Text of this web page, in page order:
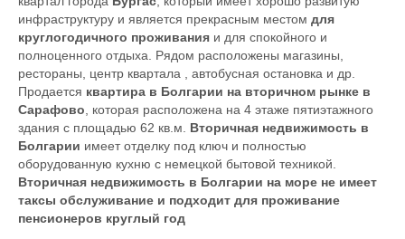
инфраструктуру и является прекрасным местом для
круглогодичного проживания и для спокойного и
полноценного отдыха. Рядом расположены магазины,
рестораны, центр квартала , автобусная остановка и др.
Продается квартира в Болгарии на вторичном рынке в
Сарафово, которая расположена на 4 этаже пятиэтажного
здания с площадью 62 кв.м. Вторичная недвижимость в
Болгарии имеет отделку под ключ и полностью
оборудованную кухню с немецкой бытовой техникой.
Вторичная недвижимость в Болгарии на море не имеет
таксы обслуживание и подходит для проживание
пенсионеров круглый год